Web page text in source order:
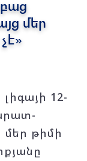
մեր
12-
թիմի